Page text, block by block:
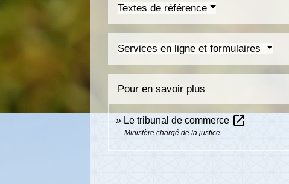
Textes de référence
Services en ligne et formulaires
Pour en savoir plus
Le tribunal de commerce open_in_new
Ministère chargé de la justice